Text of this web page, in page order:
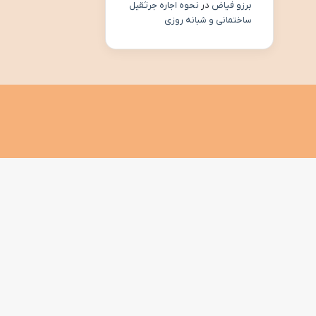
برزو فیاض در نحوه اجاره جرثقیل
ساختمانی و شبانه روزی